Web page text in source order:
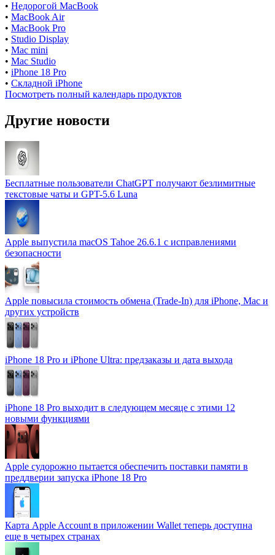
• Недорогой MacBook
• MacBook Air
• MacBook Pro
• Studio Display
• Mac mini
• Mac Studio
• iPhone 18 Pro
• Складной iPhone
Посмотреть полный календарь продуктов
Другие новости
Бесплатные пользователи ChatGPT получают безлимитные
текстовые чаты и GPT-5.6 Luna
Apple выпустила macOS Tahoe 26.6.1 с исправлениями
безопасности
Apple повысила стоимость обмена (Trade-In) для iPhone, Mac и
других устройств
iPhone 18 Pro и iPhone Ultra: предзаказы и дата выхода
iPhone 18 Pro выходит в следующем месяце с этими 12
новыми функциями
Apple судорожно пытается обеспечить поставки памяти в
преддверии запуска iPhone 18 Pro
Карта Apple Account в приложении Wallet теперь доступна
еще в четырех странах